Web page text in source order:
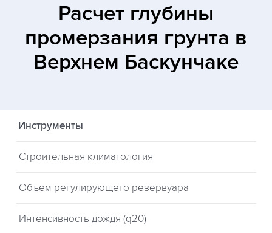
Расчет глубины
промерзания грунта в
Верхнем Баскунчаке
Инструменты
Строительная климатология
Объем регулирующего резервуара
Интенсивность дождя (q20)